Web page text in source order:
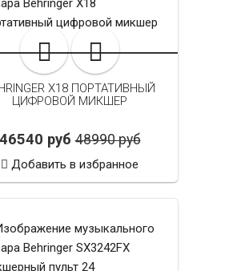
X18 ПОРТАТИВНЫЙ
ЦИФРОВОЙ МИКШЕР
46540 руб 48990 руб
Добавить в избранное